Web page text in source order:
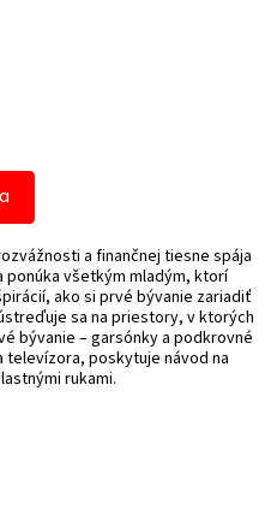
a finančnej tiesne spája
ponúka všetkým mladým, ktorí
ako si prvé bývanie zariadiť
sa na priestory, v ktorých
bývanie – garsónky a podkrovné
poskytuje návod na
rukami.